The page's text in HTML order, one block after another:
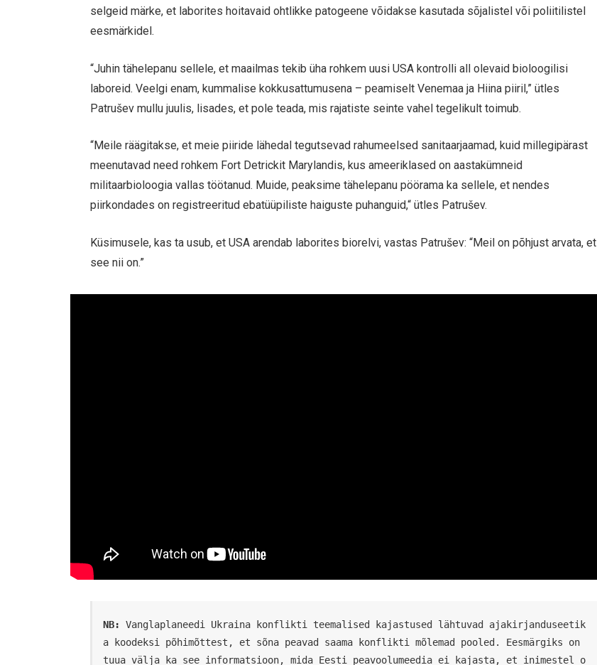
selgeid märke, et laborites hoitavaid ohtlikke patogeene võidakse kasutada sõjalistel või poliitilistel
eesmärkidel.
“Juhin tähelepanu sellele, et maailmas tekib üha rohkem uusi USA kontrolli all olevaid bioloogilisi
laboreid. Veelgi enam, kummalise kokkusattumusena – peamiselt Venemaa ja Hiina piiril,” ütles
Patrušev mullu juulis, lisades, et pole teada, mis rajatiste seinte vahel tegelikult toimub.
“Meile räägitakse, et meie piiride lähedal tegutsevad rahumeelsed sanitaarjaamad, kuid millegipärast
meenutavad need rohkem Fort Detrickit Marylandis, kus ameeriklased on aastakümneid
militaarbioloogia vallas töötanud. Muide, peaksime tähelepanu pöörama ka sellele, et nendes
piirkondades on registreeritud ebatüüpiliste haiguste puhanguid,“ ütles Patrušev.
Küsimusele, kas ta usub, et USA arendab laborites biorelvi, vastas Patrušev: “Meil on põhjust arvata, et
see nii on.”
NB:
Vanglaplaneedi Ukraina konflikti teemalised kajastused lähtuvad ajakirjanduseetik
a koodeksi põhimõttest, et sõna peavad saama konflikti mõlemad pooled. Eesmärgiks on
tuua välja ka see informatsioon, mida Eesti peavoolumeedia ei kajasta, et inimestel o